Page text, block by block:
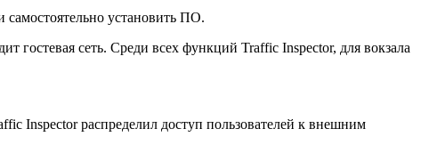
самостоятельно установить ПО.
гостевая сеть. Среди всех функций Traffiс Inspector, для вокзала
Inspector распределил доступ пользователей к внешним